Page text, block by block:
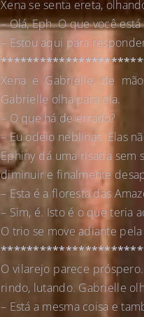
Xena se senta ereta,
– Olá, Eph. O que você
– Estou aqui para
Xena e Gabrielle, de
Gabrielle olha para ela.
– O que há de errado?
– Eu odeio neblinas. Elas
Ephiny dá uma risada sem
diminuir e finalmente
– Esta é a floresta das
– Sim, é. Isto é o que teria
O trio se move adiante
O vilarejo parece
rindo, lutando. Gabrielle
– Está a mesma coisa e